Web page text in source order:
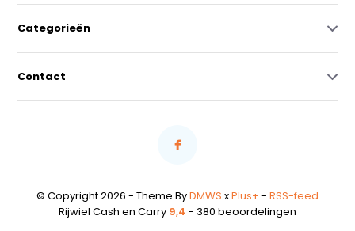
Categorieën
Contact
© Copyright 2026 - Theme ByDMWS xPlus+ - RSS-feed
Rijwiel Cash en Carry 9,4 - 380 beoordelingen